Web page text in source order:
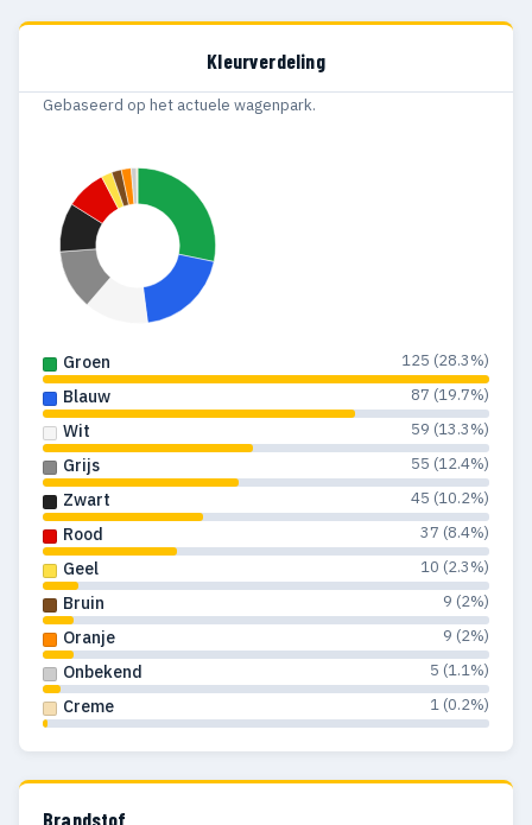
Kleurverdeling
Gebaseerd op het actuele wagenpark.
Groen 125 (28.3%)
Blauw 87 (19.7%)
Wit 59 (13.3%)
Grijs 55 (12.4%)
Zwart 45 (10.2%)
Rood 37 (8.4%)
Geel 10 (2.3%)
Bruin 9 (2%)
Oranje 9 (2%)
Onbekend 5 (1.1%)
Creme 1 (0.2%)
Brandstof